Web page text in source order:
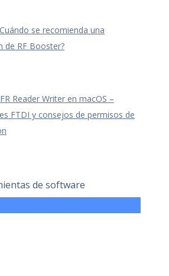
se recomienda una
de RF Booster?
Reader Writer en macOS –
FTDI y consejos de permisos de
de software